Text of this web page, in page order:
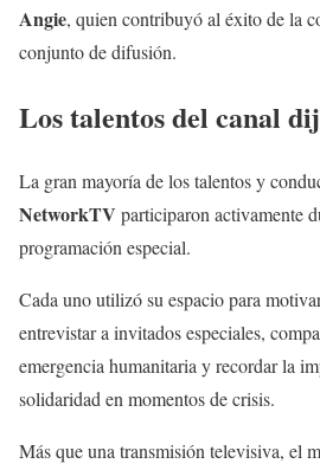
Angie, quien contribuyó al éxito de la
conjunto de difusión.
Los talentos del canal
La gran mayoría de los talentos y
NetworkTV participaron activamente
programación especial.
Cada uno utilizó su espacio para
entrevistar a invitados especiales,
emergencia humanitaria y recordar la
solidaridad en momentos de crisis.
Más que una transmisión televisiva, el